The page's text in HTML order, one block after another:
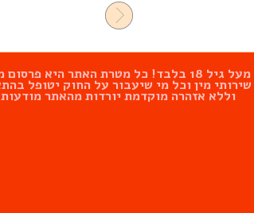
מעל גיל 18 בלבד! כל מטרת האתר
שירותי מין וכל מי שיעבור על החוק
וללא אזהרה מוקדמת יורדות מהאתר